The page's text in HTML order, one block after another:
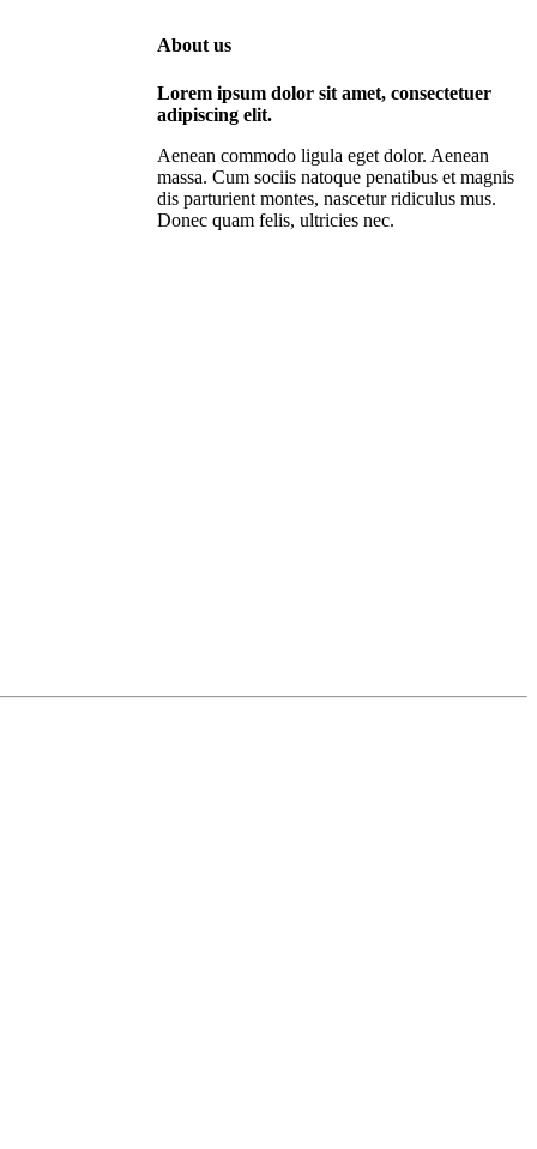
About us
Lorem ipsum dolor sit amet, consectetuer
adipiscing elit.
Aenean commodo ligula eget dolor. Aenean
massa. Cum sociis natoque penatibus et magnis
dis parturient montes, nascetur ridiculus mus.
Donec quam felis, ultricies nec.